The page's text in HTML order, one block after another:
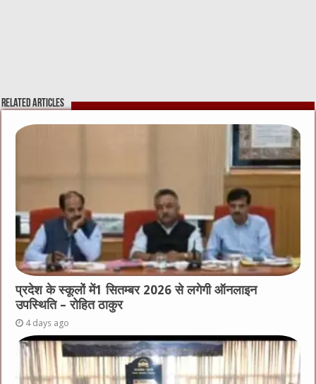
Related Articles
प्रदेश के स्कूलों में1 सितम्बर 2026 से लगेगी ऑनलाइन
उपस्थिति – रोहित ठाकुर
4 days ago